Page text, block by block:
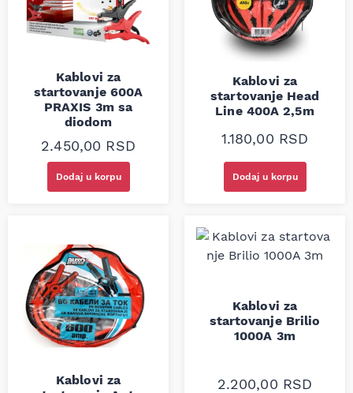
Kablovi za
startovanje 600A
PRAXIS 3m sa
diodom
2.450,00 RSD
Dodaj u korpu
Kablovi za
startovanje Head
Line 400A 2,5m
1.180,00 RSD
Dodaj u korpu
Kablovi za
Kablovi za
startovanje Brilio
1000A 3m
2.200,00 RSD